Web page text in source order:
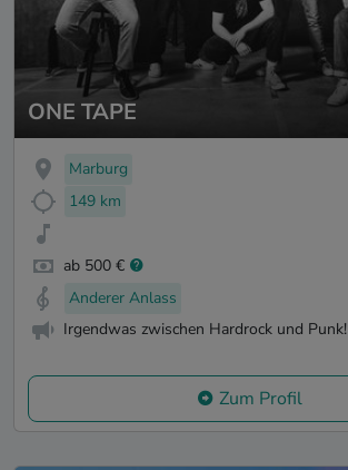
ONE TAPE
Marburg
149 km
ab 500 €
Anderer Anlass
Irgendwas zwischen Hardrock und Punk!
Zum Profil